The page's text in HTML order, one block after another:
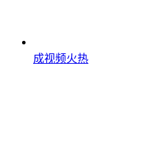
成视频火热